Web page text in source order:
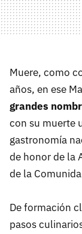
Muere, como
años, en ese
grandes
con su muerte
gastronomía
de honor de la
de la
De formación
pasos